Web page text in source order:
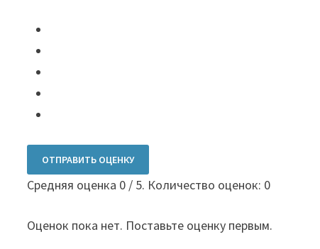
ОТПРАВИТЬ ОЦЕНКУ
Средняя оценка 0 / 5. Количество оценок: 0
Оценок пока нет. Поставьте оценку первым.